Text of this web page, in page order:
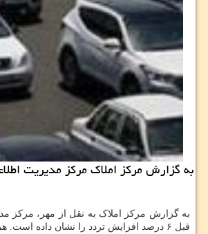
به گزارش مركز املاك مركز مدیریت